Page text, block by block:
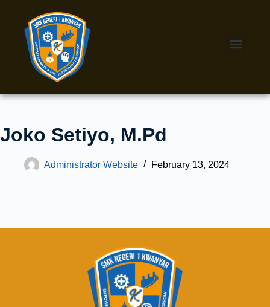
Joko Setiyo, M.Pd
Administrator Website February 13, 2024